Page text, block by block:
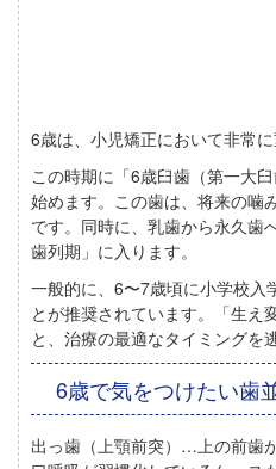
6歳は、小児矯正において非常に
この時期に「6歳臼歯（第一大
始めます。この歯は、将来の噛
です。同時に、乳歯から永久歯
歯列期」に入ります。
一般的に、6〜7歳頃に小学校入
とが推奨されています。「生え
と、治療の最適なタイミングを
6歳で気をつけたい歯
出っ歯（上顎前突） …上の前歯